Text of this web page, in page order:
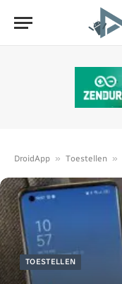
DroidApp » Toestellen »
TOESTELLEN